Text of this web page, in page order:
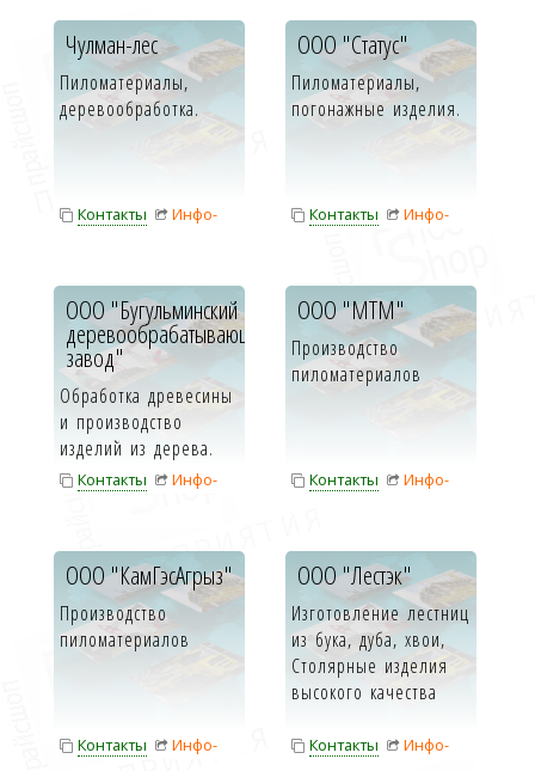
Чулман-лес
Пиломатериалы,
деревообработка.
Контакты
Инфо-
ООО "Статус"
Пиломатериалы,
погонажные изделия.
Контакты
Инфо-
ООО "Бугульминский
деревообрабатывающий
завод"
Обработка древесины
и производство
изделий из дерева.
Контакты
Инфо-
ООО "МТМ"
Производство
пиломатериалов
Контакты
Инфо-
ООО "КамГэсАгрыз"
Производство
пиломатериалов
Контакты
Инфо-
ООО "Лестэк"
Изготовление лестниц
из бука, дуба, хвои,
Столярные изделия
высокого качества
Контакты
Инфо-